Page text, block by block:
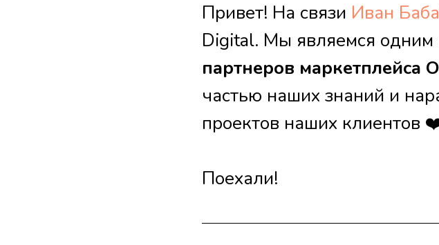
Привет! На связи Иван
Digital. Мы являемся одним
партнеров маркетплейса
частью наших знаний и
проектов наших клиентов
Поехали!